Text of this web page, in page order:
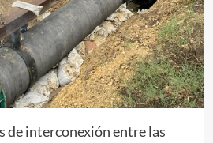
de interconexión entre las